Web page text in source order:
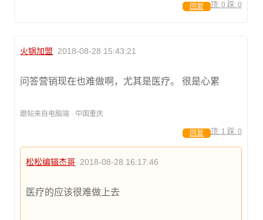
顶: 0 踩: 0
回复
火锅加盟 2018-08-28 15:43:21
问答营销现在也难做啊，尤其是医疗。 很是心累
跟帖来自电脑端 · 中国重庆
顶: 1 踩: 0
回复
松松编辑杰哥 2018-08-28 16:17:46
医疗的应该很难做上去